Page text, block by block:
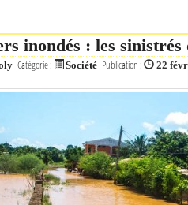
inondés : les sinistrés
Catégorie : Société Publication : 22